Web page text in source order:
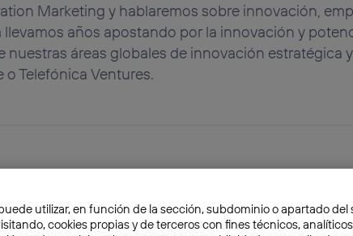
Marketing y hablaremos sobre innovación,
llevamos años apostando por la innovación y
nuestras áreas globales de innovación estratégica
Telefónica Ventures.
Cómo proteger tu casa en
completa para unas
utilizar, en función de la sección, subdominio o apartado del
cookies propias y de terceros con fines técnicos,